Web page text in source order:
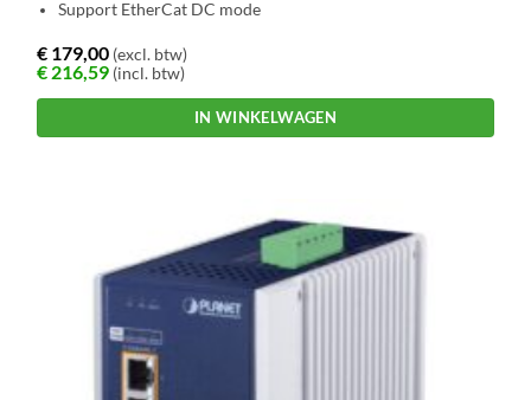
Support EtherCat DC mode
€ 179,00 (excl. btw)
€ 216,59 (incl. btw)
IN WINKELWAGEN